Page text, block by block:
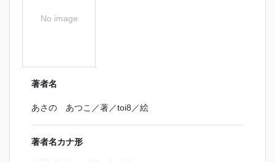
No image
著者名
あさの あつこ／著／toi8／絵
著者名カナ形